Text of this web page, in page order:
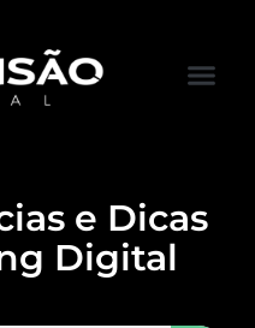
e Dicas
Digital